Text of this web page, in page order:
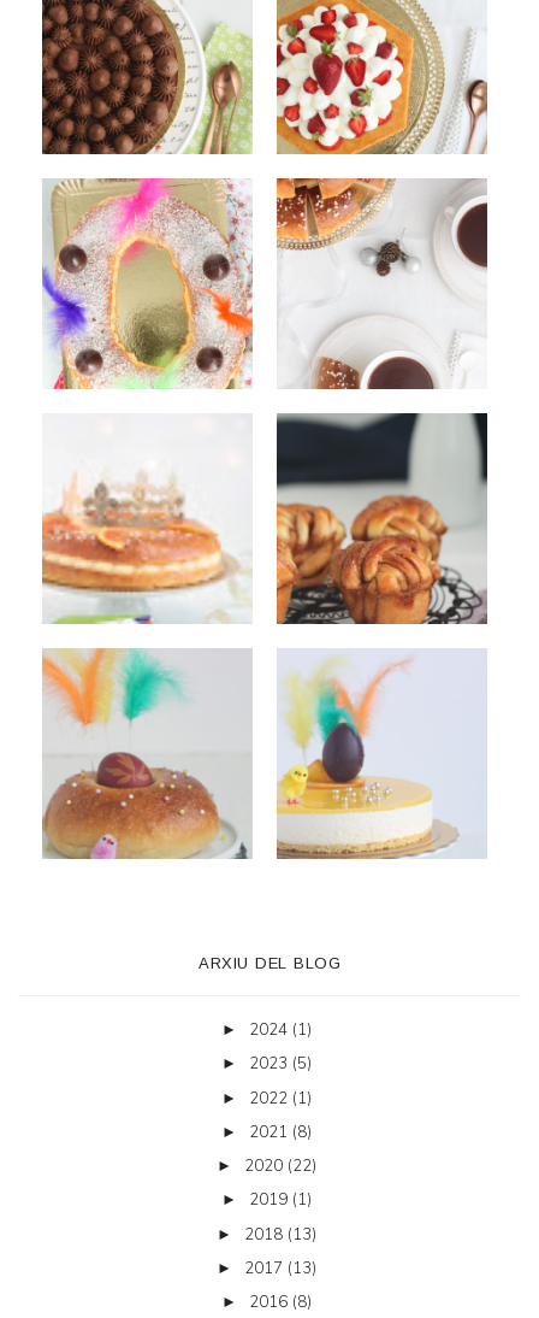
ARXIU DEL BLOG
► 2024 (1)
► 2023 (5)
► 2022 (1)
► 2021 (8)
► 2020 (22)
► 2019 (1)
► 2018 (13)
► 2017 (13)
► 2016 (8)